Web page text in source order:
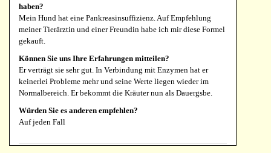
haben?
Mein Hund hat eine Pankreasinsuffizienz. Auf Empfehlung
meiner Tierärztin und einer Freundin habe ich mir diese Formel
gekauft.
Können Sie uns Ihre Erfahrungen mitteilen?
Er verträgt sie sehr gut. In Verbindung mit Enzymen hat er
keinerlei Probleme mehr und seine Werte liegen wieder im
Normalbereich. Er bekommt die Kräuter nun als Dauergsbe.
Würden Sie es anderen empfehlen?
Auf jeden Fall